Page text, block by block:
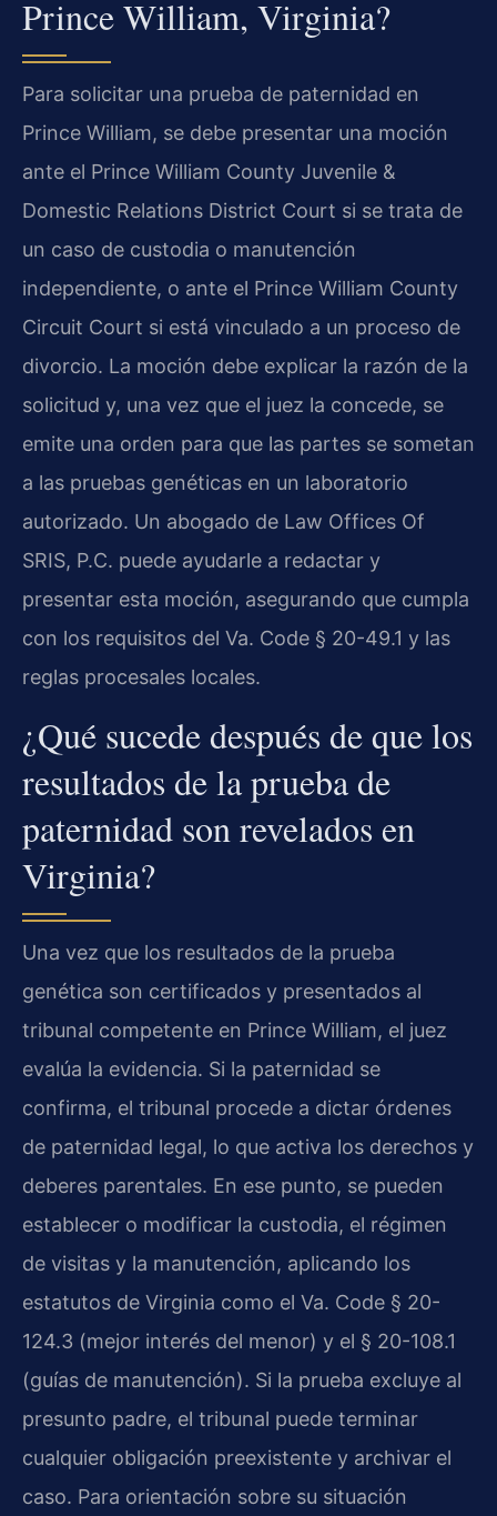
Prince William, Virginia?
Para solicitar una prueba de paternidad en
Prince William, se debe presentar una moción
ante el Prince William County Juvenile &
Domestic Relations District Court si se trata de
un caso de custodia o manutención
independiente, o ante el Prince William County
Circuit Court si está vinculado a un proceso de
divorcio. La moción debe explicar la razón de la
solicitud y, una vez que el juez la concede, se
emite una orden para que las partes se sometan
a las pruebas genéticas en un laboratorio
autorizado. Un abogado de Law Offices Of
SRIS, P.C. puede ayudarle a redactar y
presentar esta moción, asegurando que cumpla
con los requisitos del Va. Code § 20-49.1 y las
reglas procesales locales.
¿Qué sucede después de que los
resultados de la prueba de
paternidad son revelados en
Virginia?
Una vez que los resultados de la prueba
genética son certificados y presentados al
tribunal competente en Prince William, el juez
evalúa la evidencia. Si la paternidad se
confirma, el tribunal procede a dictar órdenes
de paternidad legal, lo que activa los derechos y
deberes parentales. En ese punto, se pueden
establecer o modificar la custodia, el régimen
de visitas y la manutención, aplicando los
estatutos de Virginia como el Va. Code § 20-
124.3 (mejor interés del menor) y el § 20-108.1
(guías de manutención). Si la prueba excluye al
presunto padre, el tribunal puede terminar
cualquier obligación preexistente y archivar el
caso. Para orientación sobre su situación